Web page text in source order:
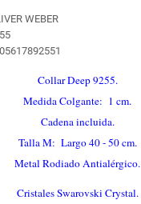
WEBER
Collar Deep 9255.
Medida Colgante: 1 cm.
Cadena incluida.
Talla M: Largo 40 - 50 cm.
Metal Rodiado Antialérgico.
Cristales Swarovski Crystal.